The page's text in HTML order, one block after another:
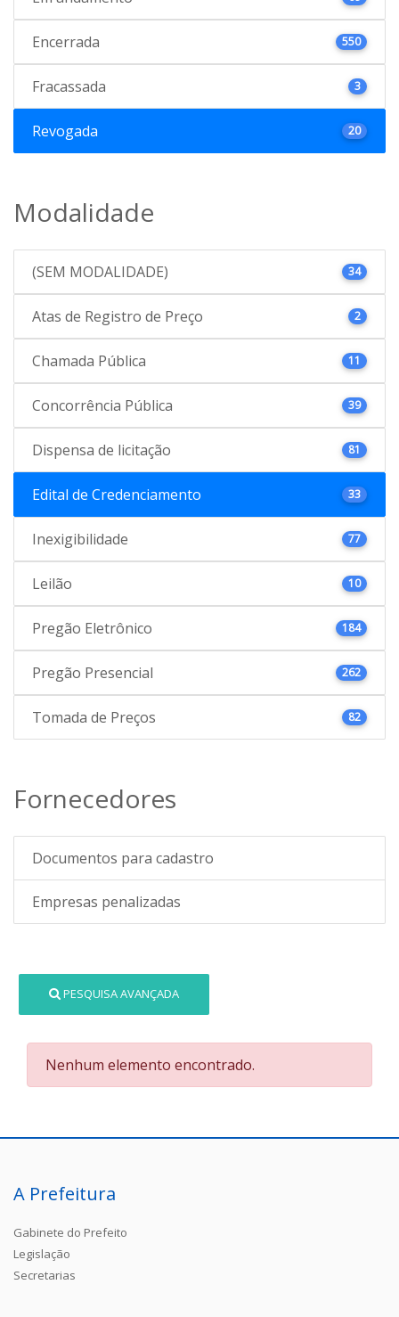
Encerrada 550
Fracassada 3
Revogada 20
Modalidade
(SEM MODALIDADE) 34
Atas de Registro de Preço 2
Chamada Pública 11
Concorrência Pública 39
Dispensa de licitação 81
Edital de Credenciamento 33
Inexigibilidade 77
Leilão 10
Pregão Eletrônico 184
Pregão Presencial 262
Tomada de Preços 82
Fornecedores
Documentos para cadastro
Empresas penalizadas
PESQUISA AVANÇADA
Nenhum elemento encontrado.
A Prefeitura
Gabinete do Prefeito
Legislação
Secretarias